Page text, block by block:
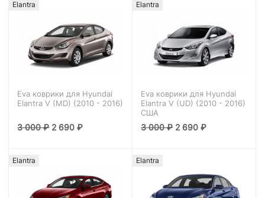
Elantra
Eva коврики для Hyundai
Elantra V (MD) (2010 - 2016)
3 000₽ 2 690₽
Elantra
Eva коврики для Hyundai
Elantra V (UD) (2010 - 2016)
США
3 000₽ 2 690₽
Elantra Elantra